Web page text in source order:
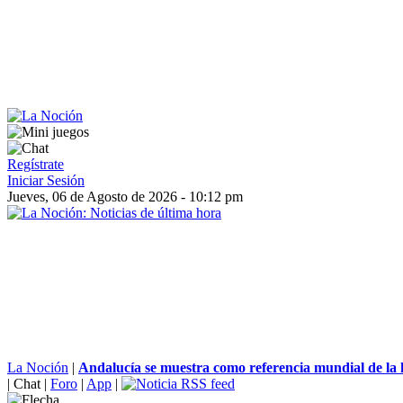
Regístrate
Iniciar Sesión
Jueves, 06 de Agosto de 2026 - 10:12 pm
La Noción | Andalucía se muestra como referencia mundial de la
| Chat | Foro | App |